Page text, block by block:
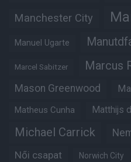
Manchester City
Manuel Ugarte
Marcel Sabitzer Marcus
Mason Greenwood
Matheus Cunha Matthijs
Michael Carrick
Női csapat Norwich City